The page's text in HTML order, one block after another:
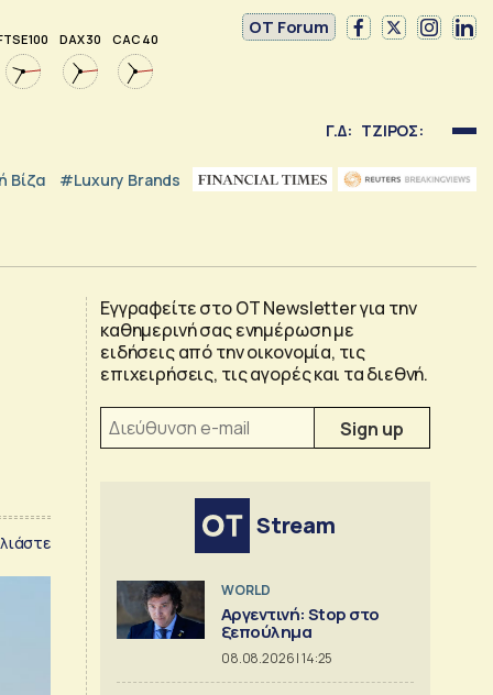
100 DAX 30 CAC 40
OT Forum
Γ.Δ: ΤΖΙΡΟΣ:
Βίζα #luxury Brands
Εγγραφείτε στο OT Newsletter για την
καθημερινή σας ενημέρωση με
ειδήσεις από την οικονομία, τις
επιχειρήσεις, τις αγορές και τα διεθνή.
Stream
WORLD
Αργεντινή: Stop στο
ξεπούλημα
08.08.2026 | 14:25